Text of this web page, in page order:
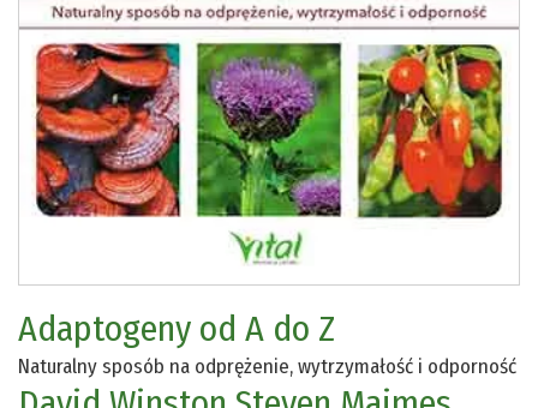
Adaptogeny od A do Z
Naturalny sposób na odprężenie, wytrzymałość i odporność